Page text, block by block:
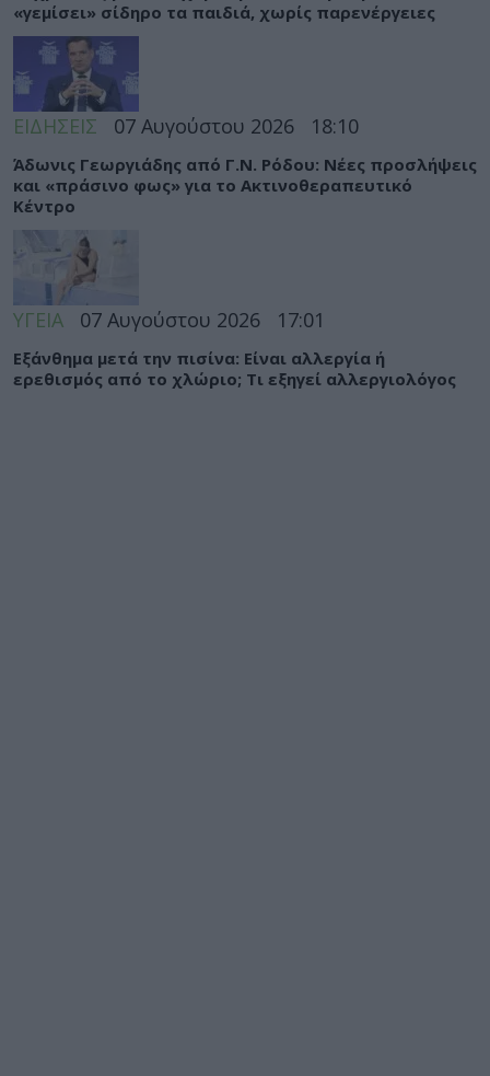
«γεμίσει» σίδηρο τα παιδιά, χωρίς παρενέργειες
ΕΙΔΗΣΕΙΣ 07 Αυγούστου 2026 18:10
Άδωνις Γεωργιάδης από Γ.Ν. Ρόδου: Νέες προσλήψεις
και «πράσινο φως» για το Ακτινοθεραπευτικό
Κέντρο
ΥΓΕΙΑ 07 Αυγούστου 2026 17:01
Εξάνθημα μετά την πισίνα: Είναι αλλεργία ή
ερεθισμός από το χλώριο; Τι εξηγεί αλλεργιολόγος